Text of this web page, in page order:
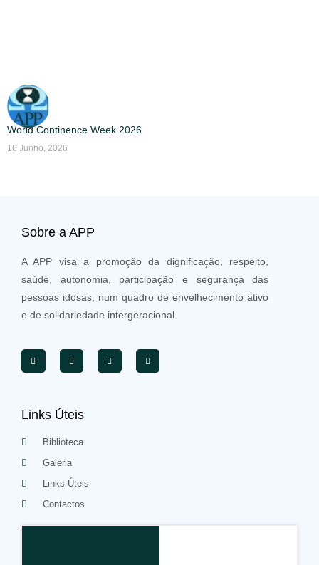
World Continence Week 2026
16 Junho, 2026
Sobre a APP
A APP visa a promoção da dignificação, respeito,
saúde, autonomia, participação e segurança das
pessoas idosas, num quadro de envelhecimento ativo
e de solidariedade intergeracional.
Links Úteis
Biblioteca
Galeria
Links Úteis
Contactos